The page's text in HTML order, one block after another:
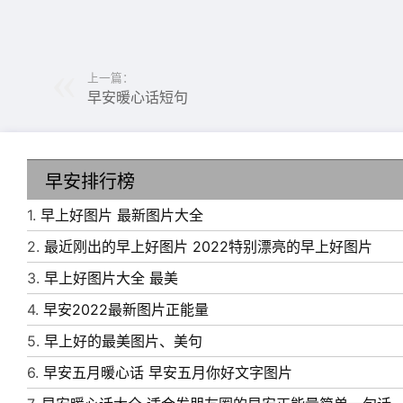
根本就不是一条鱼。人生那么的短，我们有什
息：周末早安!
上一篇：
早安暖心话短句
早安排行榜
1. 早上好图片 最新图片大全
2. 最近刚出的早上好图片 2022特别漂亮的早上好图片
3. 早上好图片大全 最美
4. 早安2022最新图片正能量
5. 早上好的最美图片、美句
6. 早安五月暖心话 早安五月你好文字图片